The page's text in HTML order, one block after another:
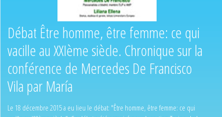
Débat Être homme, être femme: ce qui
vacille au XXIème siècle. Chronique sur la
conférence de Mercedes De Francisco
Vila par María
Le 18 décembre 2015 a eu lieu le débat: "Être homme, être femme: ce qui